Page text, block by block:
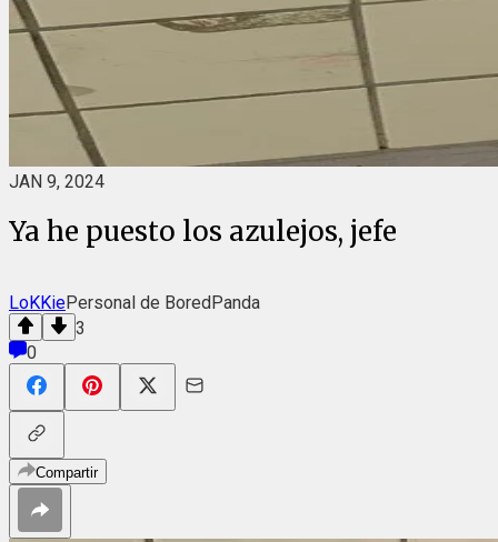
JAN 9, 2024
Ya he puesto los azulejos, jefe
LoKKiePersonal de BoredPanda
3
0
Compartir